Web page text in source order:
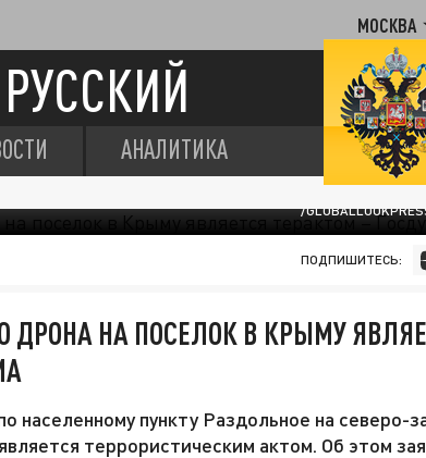
МОСКВА
АНАЛИТИКА
/
ПОДПИШИТЕСЬ:
ДРОНА НА ПОСЕЛОК В КРЫМУ
населенному пункту Раздольное на северо-
террористическим актом. Об этом